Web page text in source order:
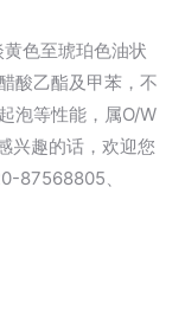
色至琥珀色油状
酸乙酯及甲苯，不
泡等性能，属O/W
兴趣的话，欢迎您
87568805、